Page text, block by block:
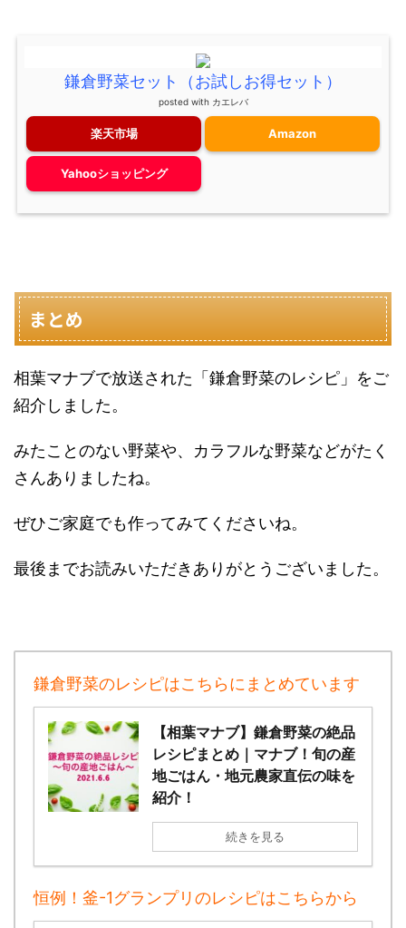
鎌倉野菜セット（お試しお得セット）
posted with カエレバ
楽天市場 Amazon
Yahooショッピング
まとめ
相葉マナブで放送された「鎌倉野菜のレシピ」をご
紹介しました。
みたことのない野菜や、カラフルな野菜などがたく
さんありましたね。
ぜひご家庭でも作ってみてくださいね。
最後までお読みいただきありがとうございました。
鎌倉野菜のレシピはこちらにまとめています
【相葉マナブ】鎌倉野菜の絶品
レシピまとめ｜マナブ！旬の産
地ごはん・地元農家直伝の味を
紹介！
続きを見る
恒例！釜-1グランプリのレシピはこちらから